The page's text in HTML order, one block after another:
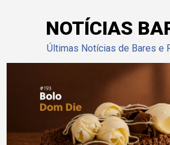
NOTÍCIAS
Últimas Notícias de Bares e